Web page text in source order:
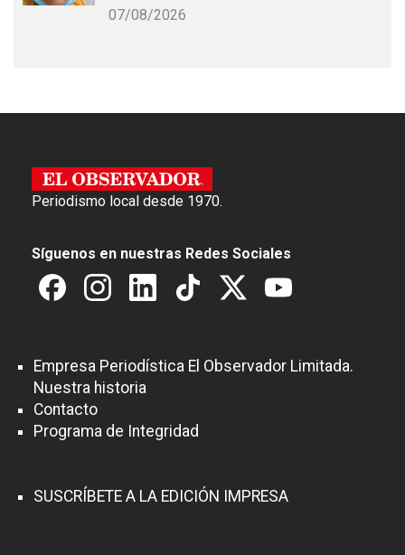
07/08/2026
Periodismo local desde 1970.
Síguenos en nuestras Redes Sociales
Empresa Periodística El Observador Limitada.
Nuestra historia
Contacto
Programa de Integridad
SUSCRÍBETE A LA EDICIÓN IMPRESA